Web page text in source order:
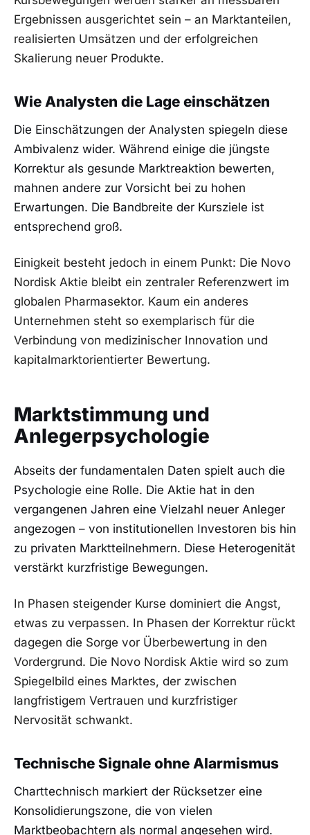
Ergebnissen ausgerichtet sein – an Marktanteilen,
realisierten Umsätzen und der erfolgreichen
Skalierung neuer Produkte.
Wie Analysten die Lage einschätzen
Die Einschätzungen der Analysten spiegeln diese
Ambivalenz wider. Während einige die jüngste
Korrektur als gesunde Marktreaktion bewerten,
mahnen andere zur Vorsicht bei zu hohen
Erwartungen. Die Bandbreite der Kursziele ist
entsprechend groß.
Einigkeit besteht jedoch in einem Punkt: Die Novo
Nordisk Aktie bleibt ein zentraler Referenzwert im
globalen Pharmasektor. Kaum ein anderes
Unternehmen steht so exemplarisch für die
Verbindung von medizinischer Innovation und
kapitalmarktorientierter Bewertung.
Marktstimmung und
Anlegerpsychologie
Abseits der fundamentalen Daten spielt auch die
Psychologie eine Rolle. Die Aktie hat in den
vergangenen Jahren eine Vielzahl neuer Anleger
angezogen – von institutionellen Investoren bis hin
zu privaten Marktteilnehmern. Diese Heterogenität
verstärkt kurzfristige Bewegungen.
In Phasen steigender Kurse dominiert die Angst,
etwas zu verpassen. In Phasen der Korrektur rückt
dagegen die Sorge vor Überbewertung in den
Vordergrund. Die Novo Nordisk Aktie wird so zum
Spiegelbild eines Marktes, der zwischen
langfristigem Vertrauen und kurzfristiger
Nervosität schwankt.
Technische Signale ohne Alarmismus
Charttechnisch markiert der Rücksetzer eine
Konsolidierungszone, die von vielen
Marktbeobachtern als normal angesehen wird.